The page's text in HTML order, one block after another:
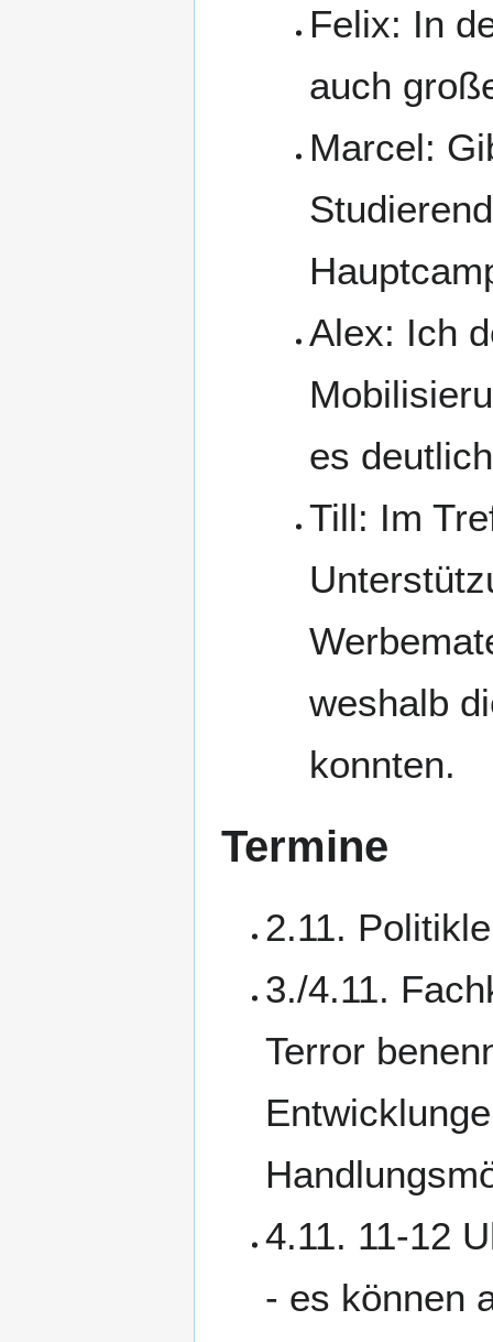
Felix: In
auch
Marcel:
Alex: Ich
es
Till: Im
weshalb
konnten.
Termine
2.11.
3./4.11.
Terror
4.11. 11-12
- es können